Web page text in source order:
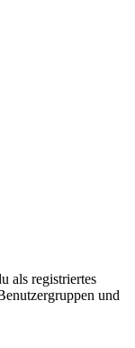
als registriertes
und